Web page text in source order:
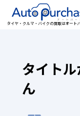
タイヤ・クルマ・バイクの買取はオート
タイト
ん